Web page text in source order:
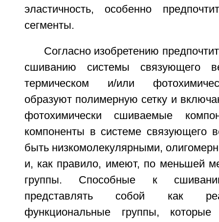
эластичность, особенно
сегменты.
Согласно изобретению
сшиванию системы связующего
термическом и/или
образуют полимерную сетку и
фотохимически сшиваемые
компоненты в системе связующего
быть низкомолекулярными,
и, как правило, имеют, по меньшей
группы. Способные к
представлять собой как
функциональные группы,